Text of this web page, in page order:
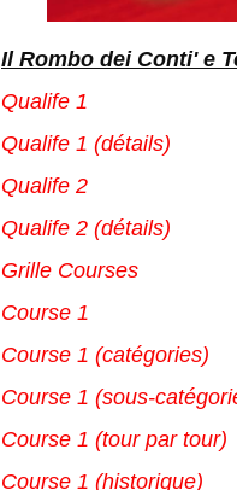
Il Rombo dei Conti' e
Qualife 1
Qualife 1 (détails)
Qualife 2
Qualife 2 (détails)
Grille Courses
Course 1
Course 1 (catégories)
Course 1 (sous-
Course 1 (tour par tour)
Course 1 (historique)